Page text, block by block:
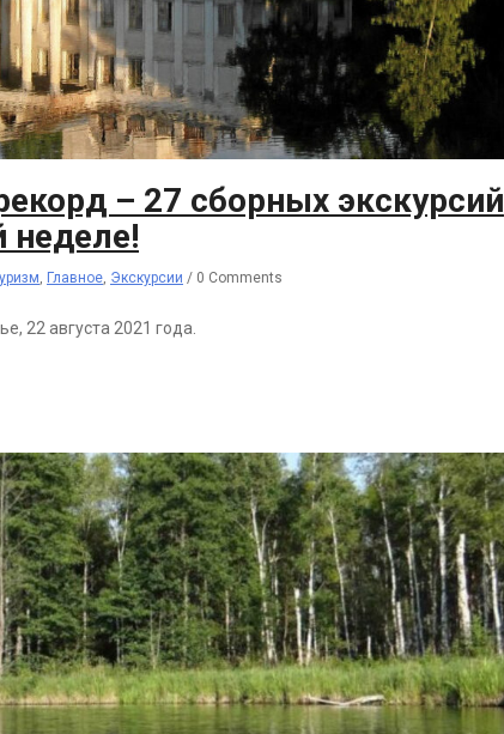
– 27 сборных экскурсий
неделе!
Главное Экскурсии / 0 Comments
22 августа 2021 года.